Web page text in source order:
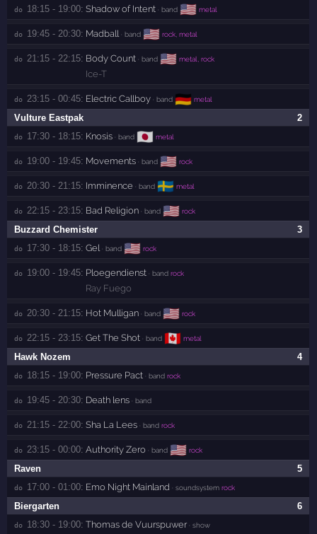
do 18:15 - 19:00: Shadow of Intent · band 🇺🇸 metal
do 19:45 - 20:30: Madball· band 🇺🇸 rock, metal
do 21:15 - 22:15: Body Count · band 🇺🇸 metal, rock
Ice-T
do 23:15 - 00:45: Electric Callboy · band 🇩🇪 metal
2
Vulture Eastpak
do 17:30 - 18:15: Knosis · band 🇯🇵 metal
do 19:00 - 19:45: Movements · band 🇺🇸 rock
do 20:30 - 21:15: Imminence · band 🇸🇪 metal
do 22:15 - 23:15: Bad Religion · band 🇺🇸 rock
3
Buzzard Chemister
do 17:30 - 18:15: Gel· band 🇺🇸 rock
do 19:00 - 19:45: Ploegendienst · band rock
Ray Fuego
do 20:30 - 21:15: Hot Mulligan · band 🇺🇸 rock
do 22:15 - 23:15: Get The Shot · band 🇨🇦 metal
4
Hawk Nozem
do 18:15 - 19:00: Pressure Pact · band rock
do 19:45 - 20:30: Death lens · band
do 21:15 - 22:00: Sha La Lees · band rock
do 23:15 - 00:00: Authority Zero · band 🇺🇸 rock
5
Raven
do 17:00 - 01:00: Emo Night Mainland · soundsystem rock
6
Biergarten
do 18:30 - 19:00: Thomas de Vuurspuwer· show